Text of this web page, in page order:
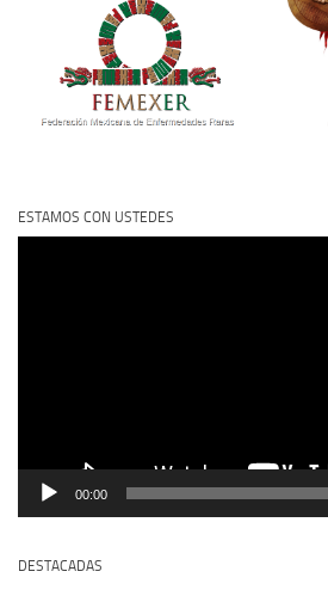
ESTAMOS CON USTEDES
00:00
DESTACADAS